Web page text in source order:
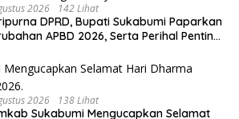
2026 142 Lihat
DPRD, Bupati Sukabumi Paparkan
APBD 2026, Serta Perihal Penting
2026 138 Lihat
Sukabumi Mengucapkan Selamat